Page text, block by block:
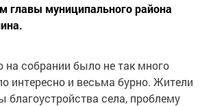
главы муниципального района
на собрании было не так много
интересно и весьма бурно. Жители
благоустройства села, проблему